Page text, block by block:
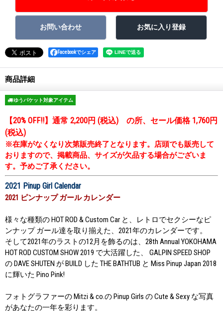
Facebookでシェア
商品詳細
ゆうパケット対象アイテム
【20% OFF!!】通常 2,200円 (税込) の所、セール価格 1,760円
(税込)
※在庫がなくなり次第販売終了となります。店頭でも販売して
おりますので、掲載商品、サイズが欠品する場合がございま
す。予めご了承ください。
2021 Pinup Girl Calendar
2021 ピンナップ ガール カレンダー
様々な種類の HOT ROD & Custom Car と、レトロでセクシーなピ
ンナップ ガール達を取り揃えた、2021年のカレンダーです。
そして2021年のラストの12月を飾るのは、28th Annual YOKOHAMA
HOT ROD CUSTOM SHOW 2019 で大活躍した、 GALPIN SPEED SHOP
の DAVE SHUTEN が BUILD した THE BATHTUB と Miss Pinup Japan 2018
に輝いた Pino Pink!
フォトグラファーの Mitzi & co.の Pinup Girls の Cute & Sexy な写真
があなたの一年を彩ります。